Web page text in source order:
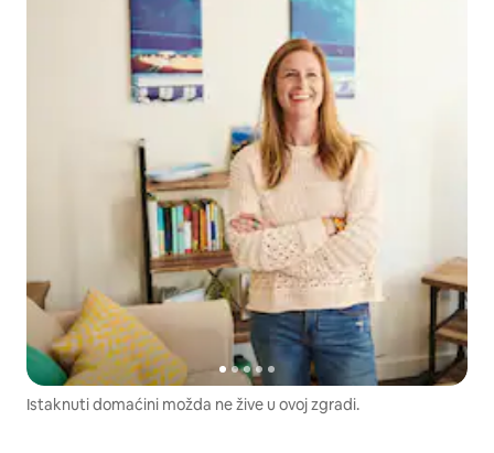
Istaknuti domaćini možda ne žive u ovoj zgradi.